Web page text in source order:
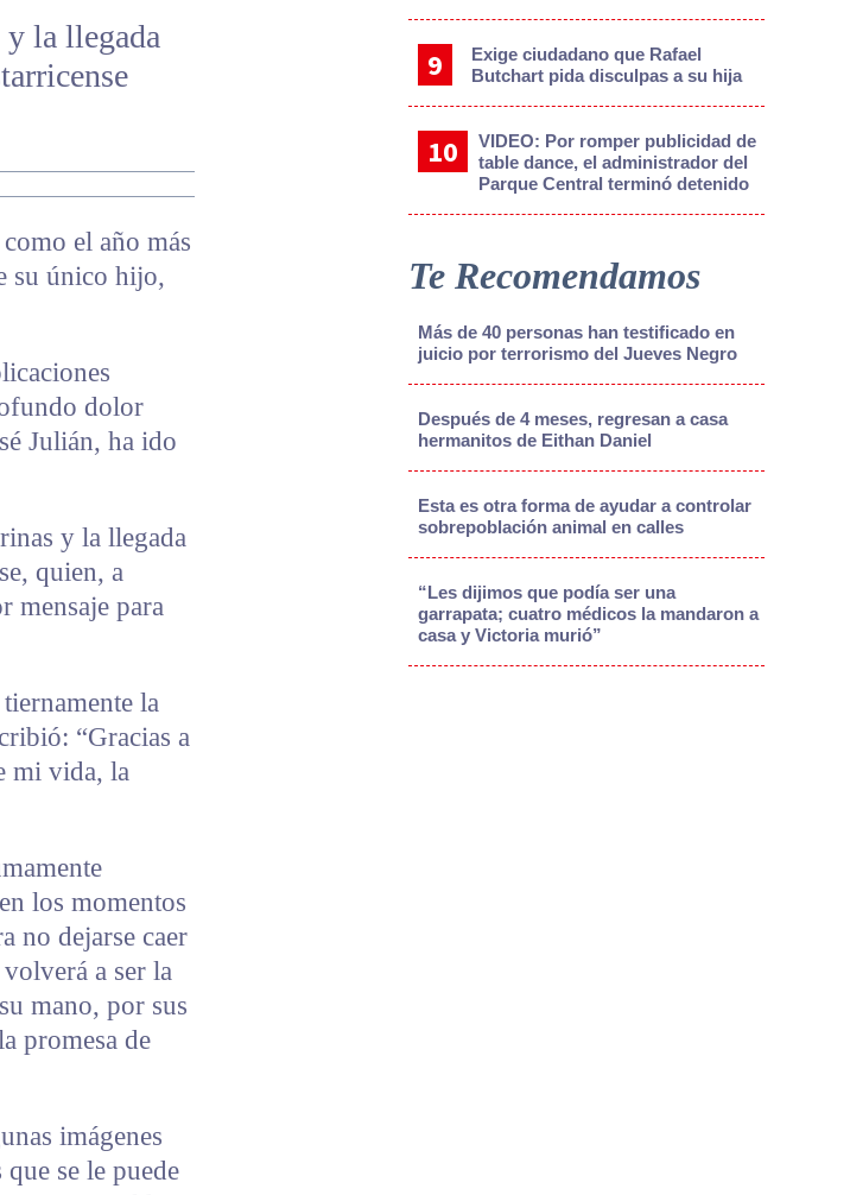
y la llegada
el año más
su único hijo,
dolor
Julián, ha ido
y la llegada
quien, a
mensaje para
la
“Gracias a
mi vida, la
los momentos
no dejarse caer
a ser la
mano, por sus
promesa de
imágenes
se le puede
Exige ciudadano que Rafael
Butchart pida disculpas a su hija
VIDEO: Por romper publicidad de
table dance, el administrador del
Parque Central terminó detenido
Te Recomendamos
Más de 40 personas han testificado en
juicio por terrorismo del Jueves Negro
Después de 4 meses, regresan a casa
hermanitos de Eithan Daniel
Esta es otra forma de ayudar a controlar
sobrepoblación animal en calles
“Les dijimos que podía ser una
garrapata; cuatro médicos la mandaron a
casa y Victoria murió”